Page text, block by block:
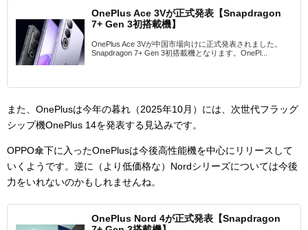
OnePlus Ace 3Vが正式発表【Snapdragon
7+ Gen 3初搭載機】
OnePlus Ace 3Vが中国市場向けに正式発表されました。
Snapdragon 7+ Gen 3初搭載機となります。OnePl...
また、OnePlusは今年の暮れ（2025年10月）には、次世代フラッグ
シップ機OnePlus 14を発表する見込みです。
OPPO傘下に入ったOnePlusは今後高性能機を中心にリリースして
いくようです。逆に（より低価格な）Nordシリーズについては今後
力をいれないのかもしれませんね。
OnePlus Nord 4が正式発表【Snapdragon